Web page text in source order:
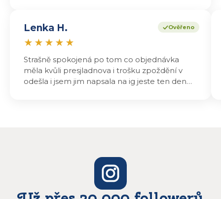
Ověřeno
Lenka H.
★ ★ ★ ★ ★
Strašně spokojená po tom co objednávka
měla kvůli presjladnova i trošku zpoždění v
odešla i jsem jim napsala na ig jeste ten den